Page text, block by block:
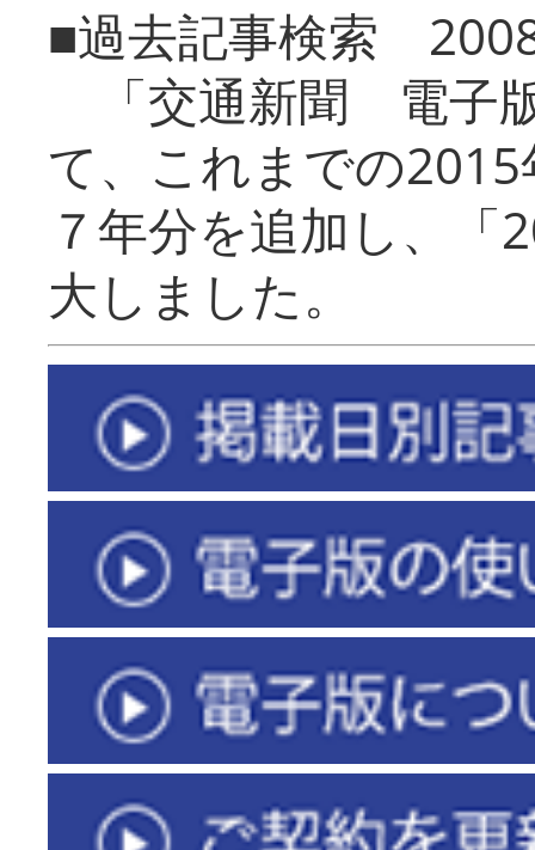
■過去記事検索
「交通新聞 電子
て、これまでの
７年分を追加し、「
大しまし